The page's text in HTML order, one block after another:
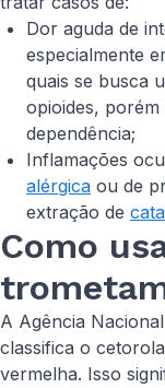
Dor aguda de
especialmente
quais se busca
opioides, porém
dependência;
Inflamações
alérgica ou de
extração de
Como
A Agência
classifica o
vermelha. Isso